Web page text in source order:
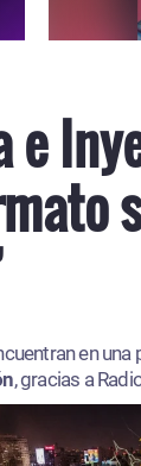
e
en
, gracias a